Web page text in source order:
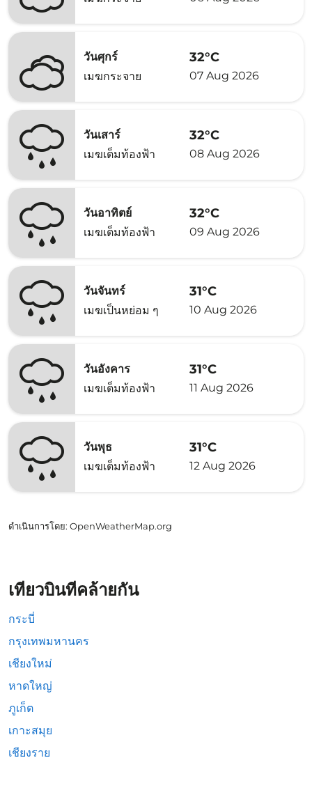
วันศุกร์
เมฆกระจาย
32°C
07 Aug 2026
วันเสาร์
เมฆเต็มท้องฟ้า
32°C
08 Aug 2026
วันอาทิตย์
เมฆเต็มท้องฟ้า
32°C
09 Aug 2026
วันจันทร์
เมฆเป็นหย่อม ๆ
31°C
10 Aug 2026
วันอังคาร
เมฆเต็มท้องฟ้า
31°C
11 Aug 2026
วันพุธ
เมฆเต็มท้องฟ้า
31°C
12 Aug 2026
ดำเนินการโดย: OpenWeatherMap.org
เที่ยวบินที่คล้ายกัน
กระบี่
กรุงเทพมหานคร
เชียงใหม่
หาดใหญ่
ภูเก็ต
เกาะสมุย
เชียงราย